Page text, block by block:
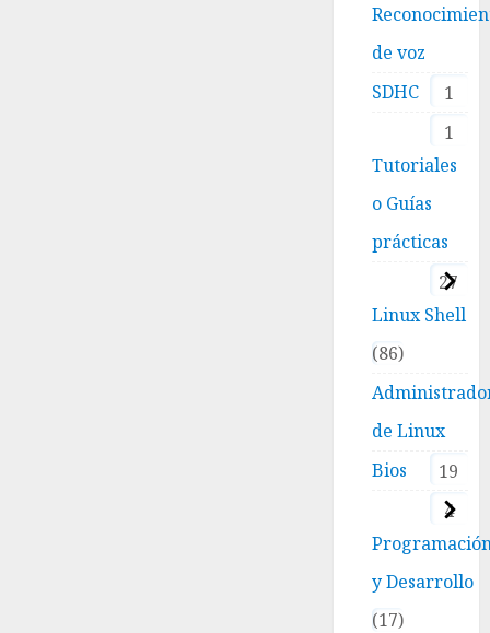
de voz
1
SDHC
1
Tutoriales
o Guías
prácticas
27
Linux Shell
86
de Linux
19
Bios
4
y Desarrollo
17